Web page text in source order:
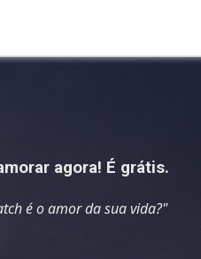
agora! É grátis.
é oamor da sua vida?"